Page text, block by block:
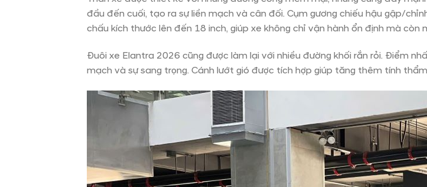
đầu đến cuối, tạo ra sự liền mạch và cân đối. Cụm gương chiếu hậu gập/
chấu kích thước lên đến 18 inch, giúp xe không chỉ vận hành ổn định mà còn
Đuôi xe Elantra 2026 cũng được làm lại với nhiều đường khối rắn rỏi. Điểm
mạch và sự sang trọng. Cánh lướt gió được tích hợp giúp tăng thêm tính